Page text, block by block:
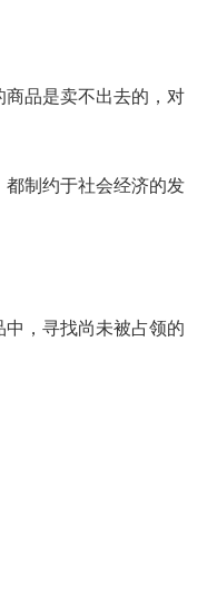
品是卖不出去的，对
制约于社会经济的发
，寻找尚未被占领的